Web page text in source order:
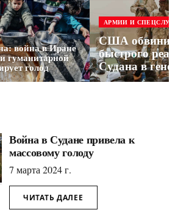
война в Иране
гуманитарной
голод
АРМИИ И
США
быстрого
Судана в
Война в Судане привела к
массовому голоду
7 марта 2024 г.
ЧИТАТЬ ДАЛЕЕ